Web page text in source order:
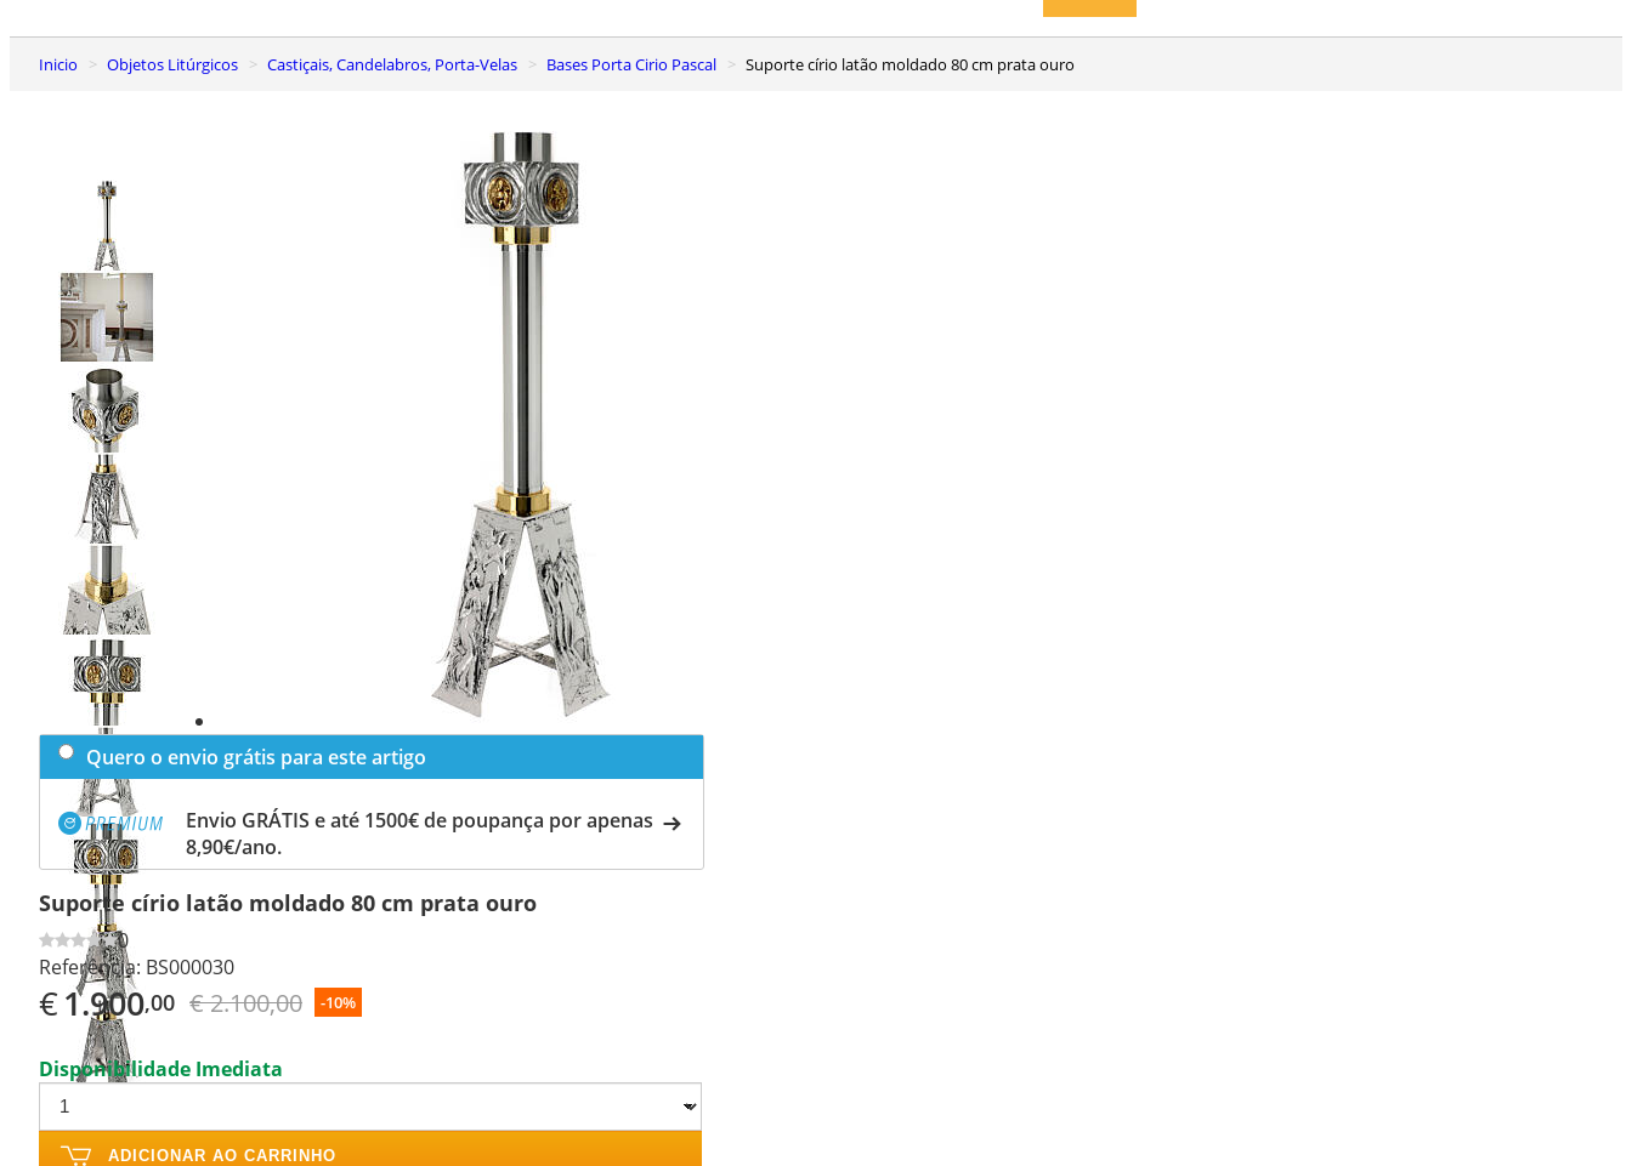
Inicio Objetos Litúrgicos Castiçais, Candelabros, Porta-Velas Bases Porta Cirio Pascal Suporte círio latão moldado 80 cm prata ouro
Previous
slide
Next
slide
Quero o envio grátis para este artigo
Envio GRÁTIS e até 1500€ de poupança por apenas
8,90€/ano.
Suporte círio latão moldado 80 cm prata ouro
0
Referência: BS000030
€1.900,00 € 2.100,00 -10%
Disponibilidade Imediata
ADICIONAR AO CARRINHO